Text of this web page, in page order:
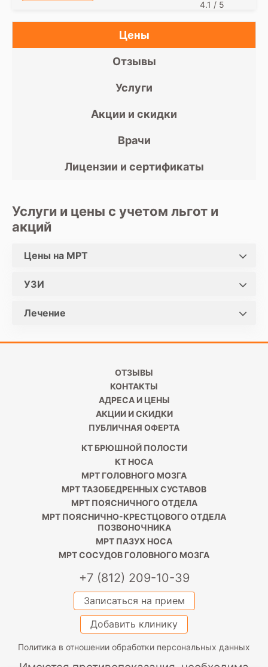
4.1 / 5
Цены
Отзывы
Услуги
Акции и скидки
Врачи
Лицензии и сертификаты
Услуги и цены с учетом льгот и
акций
Цены на МРТ
УЗИ
Лечение
ОТЗЫВЫ
КОНТАКТЫ
АДРЕСА И ЦЕНЫ
АКЦИИ И СКИДКИ
ПУБЛИЧНАЯ ОФЕРТА
КТ БРЮШНОЙ ПОЛОСТИ
КТ НОСА
МРТ ГОЛОВНОГО МОЗГА
МРТ ТАЗОБЕДРЕННЫХ СУСТАВОВ
МРТ ПОЯСНИЧНОГО ОТДЕЛА
МРТ ПОЯСНИЧНО-КРЕСТЦОВОГО ОТДЕЛА
ПОЗВОНОЧНИКА
МРТ ПАЗУХ НОСА
МРТ СОСУДОВ ГОЛОВНОГО МОЗГА
+7 (812) 209-10-39
Записаться на прием
Добавить клинику
Политика в отношении обработки персональных данных